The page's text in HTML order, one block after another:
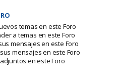
temas en este Foro
a temas en este Foro
mensajes en este Foro
mensajes en este Foro
en este Foro